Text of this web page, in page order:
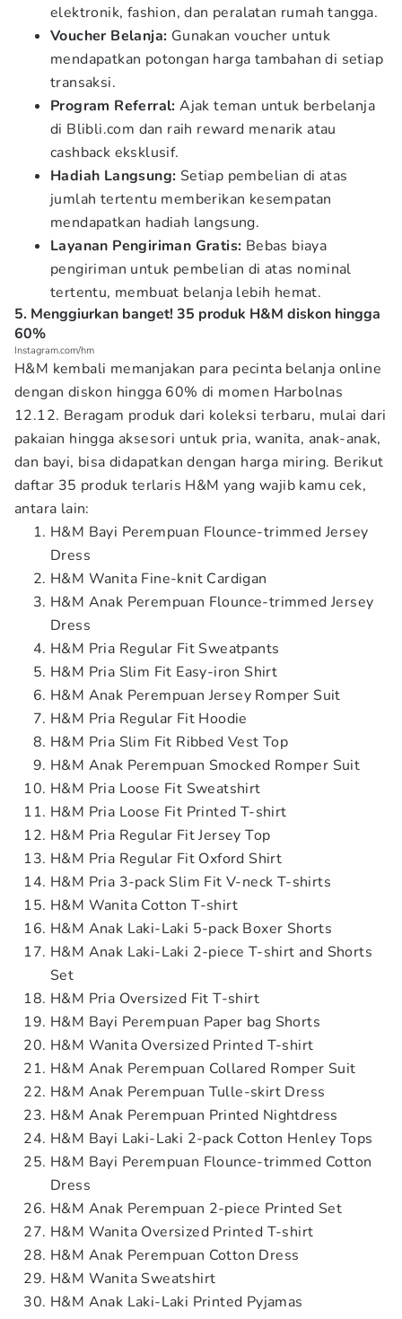
elektronik, fashion, dan peralatan rumah tangga.
Voucher Belanja: Gunakan voucher untuk
mendapatkan potongan harga tambahan di setiap
transaksi.
Program Referral:Ajak teman untuk berbelanja
di Blibli.com dan raih reward menarik atau
cashback eksklusif.
Hadiah Langsung: Setiap pembelian di atas
jumlah tertentu memberikan kesempatan
mendapatkan hadiah langsung.
Layanan Pengiriman Gratis: Bebas biaya
pengiriman untuk pembelian di atas nominal
tertentu, membuat belanja lebih hemat.
5. Menggiurkan banget! 35 produk H&M diskon hingga
60%
Instagram.com/hm
H&M kembali memanjakan para pecinta belanja online
dengan diskon hingga 60% di momen Harbolnas
12.12. Beragam produk dari koleksi terbaru, mulai dari
pakaian hingga aksesori untuk pria, wanita, anak-anak,
dan bayi, bisa didapatkan dengan harga miring. Berikut
daftar 35 produk terlaris H&M yang wajib kamu cek,
antara lain:
H&M Bayi Perempuan Flounce-trimmed Jersey
Dress
H&M Wanita Fine-knit Cardigan
H&M Anak Perempuan Flounce-trimmed Jersey
Dress
H&M Pria Regular Fit Sweatpants
H&M Pria Slim Fit Easy-iron Shirt
H&M Anak Perempuan Jersey Romper Suit
H&M Pria Regular Fit Hoodie
H&M Pria Slim Fit Ribbed Vest Top
H&M Anak Perempuan Smocked Romper Suit
H&M Pria Loose Fit Sweatshirt
H&M Pria Loose Fit Printed T-shirt
H&M Pria Regular Fit Jersey Top
H&M Pria Regular Fit Oxford Shirt
H&M Pria 3-pack Slim Fit V-neck T-shirts
H&M Wanita Cotton T-shirt
H&M Anak Laki-Laki 5-pack Boxer Shorts
H&M Anak Laki-Laki 2-piece T-shirt and Shorts
Set
H&M Pria Oversized Fit T-shirt
H&M Bayi Perempuan Paper bag Shorts
H&M Wanita Oversized Printed T-shirt
H&M Anak Perempuan Collared Romper Suit
H&M Anak Perempuan Tulle-skirt Dress
H&M Anak Perempuan Printed Nightdress
H&M Bayi Laki-Laki 2-pack Cotton Henley Tops
H&M Bayi Perempuan Flounce-trimmed Cotton
Dress
H&M Anak Perempuan 2-piece Printed Set
H&M Wanita Oversized Printed T-shirt
H&M Anak Perempuan Cotton Dress
H&M Wanita Sweatshirt
H&M Anak Laki-Laki Printed Pyjamas